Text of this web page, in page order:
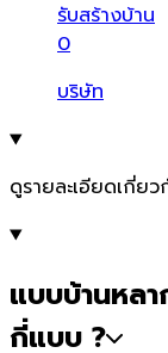
รับสร้างบ้าน
0
บริษัท
ดูรายละเอียดเกี่ย
แบบบ้านหล
กี่แบบ ?